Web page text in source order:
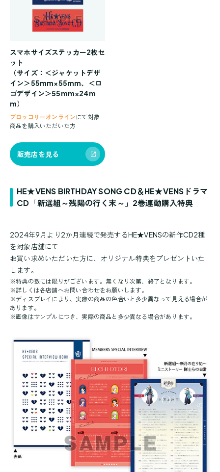
スマホサイズステッカー2枚セ
ット
（サイズ：＜ジャケットデザ
イン＞55mm×55mm、＜ロ
ゴデザイン＞55mm×24m
m）
ブロッコリーオンライン にて対象
商品を購入いただいた方
販売店を見る
HE★VENS BIRTHDAY SONG CD＆HE★VENSドラマ
CD「新選組～残陽の行く末～」2巻連動購入特典
2024年9月より2か月連続で発売するHE★VENSの新作CD2種
を対象店舗にて
お買い求めいただいた方に、オリジナル特典をプレゼントいた
します。
※特典の数には限りがございます。無くなり次第、終了となります。
※詳しくは各店舗へお問い合わせをお願いします。
※ディスプレイにより、実際の商品の色合いと多少異なって見える場合が
あります。
※画像はサンプルにつき、実際の商品と多少異なる場合があります。